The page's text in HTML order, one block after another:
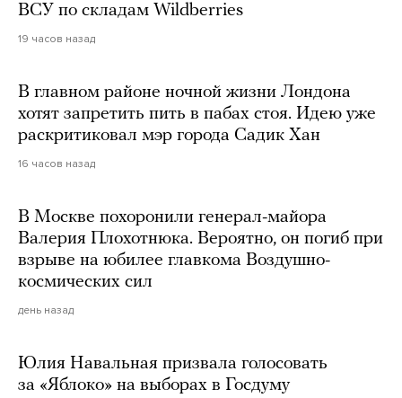
ВСУ по складам Wildberries
19 часов назад
В главном районе ночной жизни Лондона
хотят запретить пить в пабах стоя. Идею уже
раскритиковал мэр города Садик Хан
16 часов назад
В Москве похоронили генерал-майора
Валерия Плохотнюка. Вероятно, он погиб при
взрыве на юбилее главкома Воздушно-
космических сил
день назад
Юлия Навальная призвала голосовать
за «Яблоко» на выборах в Госдуму